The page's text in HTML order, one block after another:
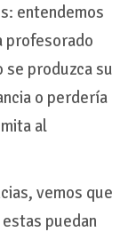
entendemos
profesorado
se produzca su
o perdería
al
vemos que
puedan